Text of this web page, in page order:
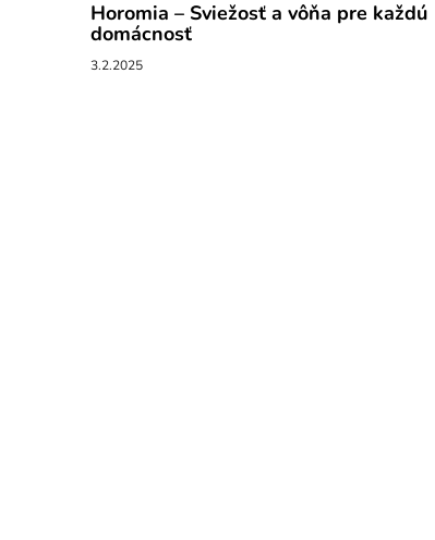
Horomia – Sviežosť a vôňa pre každú
domácnosť
3.2.2025